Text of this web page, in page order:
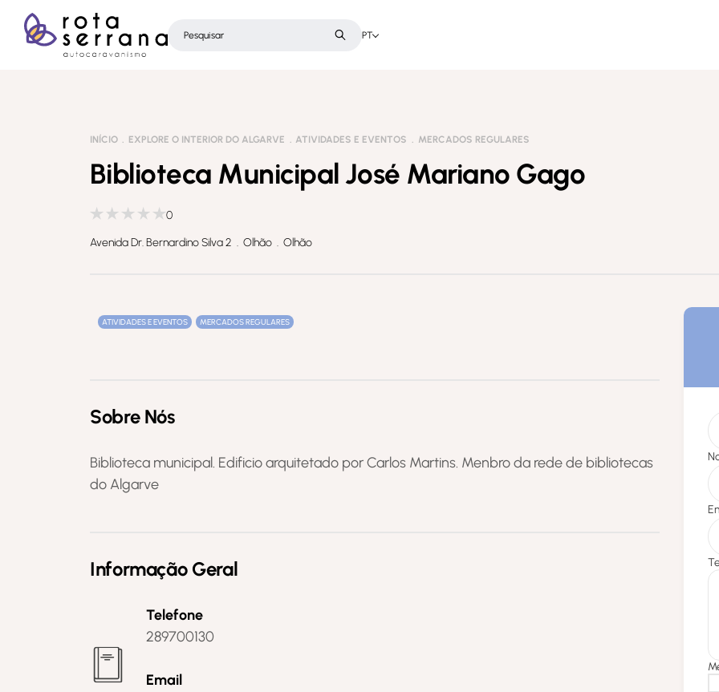
PT
INÍCIO EXPLORE O INTERIOR DO ALGARVE ATIVIDADES E EVENTOS MERCADOS REGULARES
Biblioteca Municipal José Mariano Gago
0
Avenida Dr. Bernardino Silva 2 . Olhão . Olhão
ATIVIDADES E EVENTOS MERCADOS REGULARES
Sobre Nós
Biblioteca municipal. Edificio arquitetado por Carlos Martins. Menbro da rede de bibliotecas
do Algarve
Informação Geral
Telefone
289700130
Email